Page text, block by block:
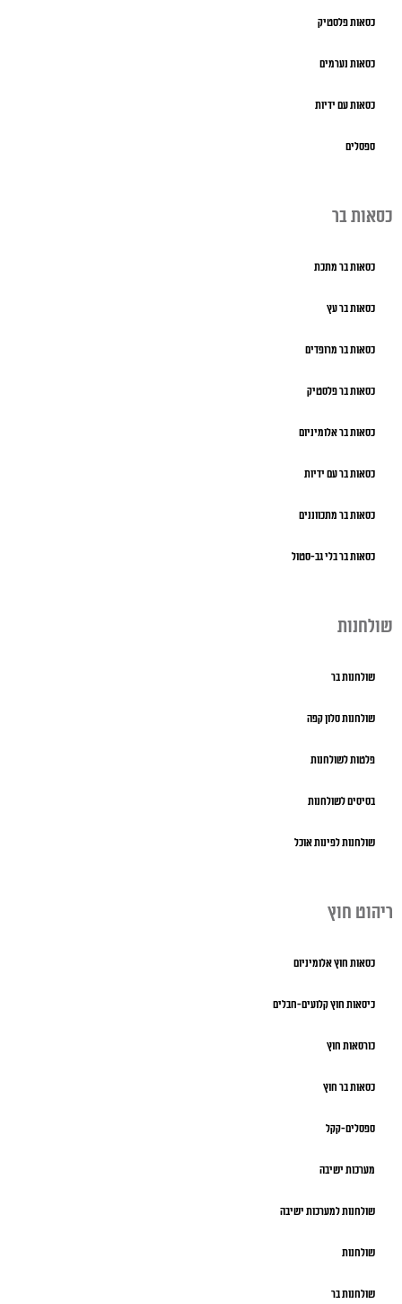
כסאות פלסטיק
כסאות נערמים
כסאות עם ידיות
ספסלים
כסאות בר
כסאות בר מתכת
כסאות בר עץ
כסאות בר מרופדים
כסאות בר פלסטיק
כסאות בר אלומיניום
כסאות בר עם ידיות
כסאות בר מתכווננים
כסאות בר בלי גב-סטול
שולחנות
שולחנות בר
שולחנות סלון קפה
פלטות לשולחנות
בסיסים לשולחנות
שולחנות לפינות אוכל
ריהוט חוץ
כסאות חוץ אלומיניום
כיסאות חוץ קלועים-חבלים
כורסאות חוץ
כסאות בר חוץ
ספסלים-קקל
מערכות ישיבה
שולחנות למערכות ישיבה
שולחנות
שולחנות בר